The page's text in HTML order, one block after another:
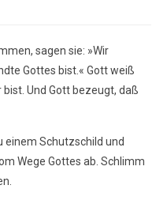
sagen sie: »Wir
Gottes bist.« Gott weiß
Und Gott bezeugt, daß
einem Schutzschild und
Wege Gottes ab. Schlimm